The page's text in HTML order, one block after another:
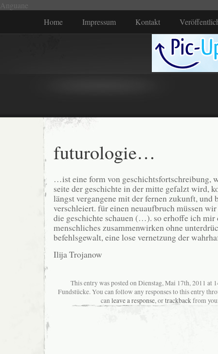
Anguane
Home
Impressum Kontakt
futurologie…
…ist eine form von geschichtsfortschreibung,
seite der geschichte in der mitte gefalzt wird,
längst vergangene mit der fernen zukunft, und
verschleiert. für einen neuaufbruch müssen
die geschichte schauen (…). so erhoffe ich
menschliches zusammenwirken ohne
befehlsgewalt, eine lose vernetzung der
Ilija Trojanow
This entry was posted on Dienstag, Mai 17th, 2011 at
Fundstücke. You can follow any responses to this entry
can leave a response, ortrackback from